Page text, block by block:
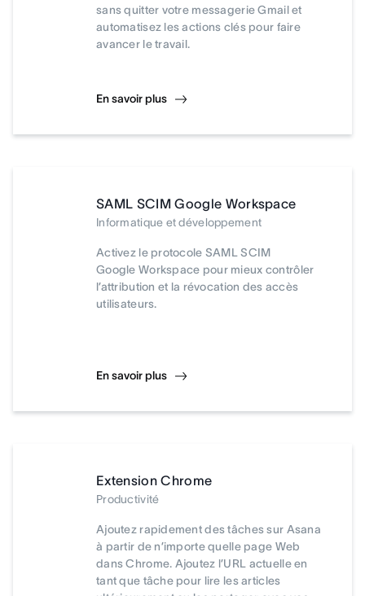
sans quitter votre messagerie Gmail et
automatisez les actions clés pour faire
avancer le travail.
En savoir plus
SAML SCIM Google Workspace
Informatique et développement
Activez le protocole SAML SCIM
Google Workspace pour mieux contrôler
l’attribution et la révocation des accès
utilisateurs.
En savoir plus
Extension Chrome
Productivité
Ajoutez rapidement des tâches sur Asana
à partir de n’importe quelle page Web
dans Chrome. Ajoutez l’URL actuelle en
tant que tâche pour lire les articles